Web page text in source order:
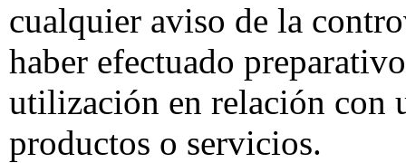
cualquier aviso de la
haber efectuado
utilización en relación con
productos o servicios.